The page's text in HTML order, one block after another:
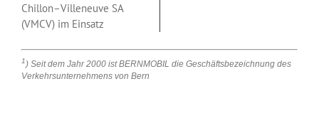
Chillon–Villeneuve SA
(VMCV) im Einsatz
1 ) Seit dem Jahr 2000 ist BERNMOBIL die Geschäftsbezeichnung des
Verkehrsunternehmens von Bern